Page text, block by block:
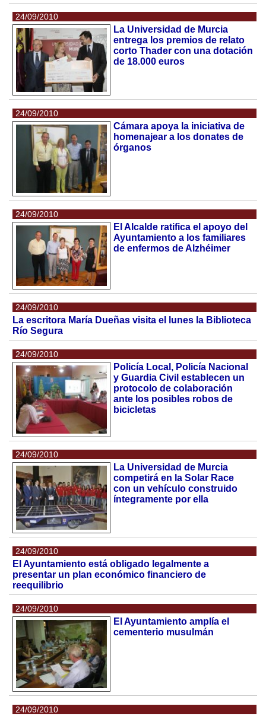
24/09/2010
La Universidad de Murcia
entrega los premios de relato
corto Thader con una dotación
de 18.000 euros
24/09/2010
Cámara apoya la iniciativa de
homenajear a los donates de
órganos
24/09/2010
El Alcalde ratifica el apoyo del
Ayuntamiento a los familiares
de enfermos de Alzhéimer
24/09/2010
La escritora María Dueñas visita el lunes la Biblioteca
Río Segura
24/09/2010
Policía Local, Policía Nacional
y Guardia Civil establecen un
protocolo de colaboración
ante los posibles robos de
bicicletas
24/09/2010
La Universidad de Murcia
competirá en la Solar Race
con un vehículo construido
íntegramente por ella
24/09/2010
El Ayuntamiento está obligado legalmente a
presentar un plan económico financiero de
reequilibrio
24/09/2010
El Ayuntamiento amplía el
cementerio musulmán
24/09/2010